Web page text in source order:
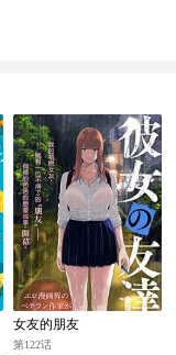
女友的朋友
第122话